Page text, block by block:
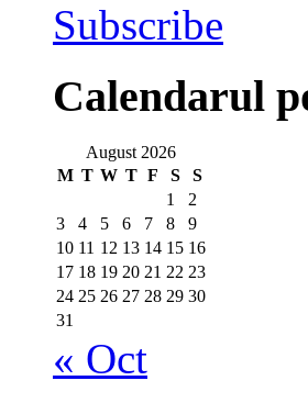
Subscribe
Calendarul
August 2026
M T W T F S
S
1
2
3
4 5 6 7 8
9
10 11 12 13 14 15 16
17 18 19 20 21 22 23
24 25 26 27 28 29 30
31
« Oct